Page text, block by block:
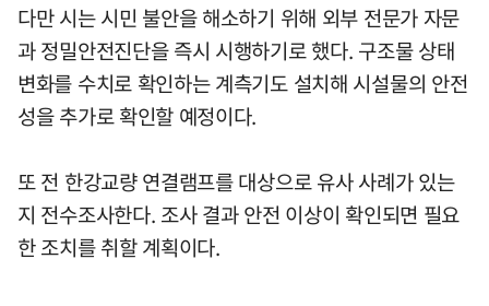
다만 시는 시민 불안을 해소하기 위해 외부 전문가 자문
과 정밀안전진단을 즉시 시행하기로 했다. 구조물 상태
변화를 수치로 확인하는 계측기도 설치해 시설물의 안전
성을 추가로 확인할 예정이다.
또 전 한강교량 연결램프를 대상으로 유사 사례가 있는
지 전수조사한다. 조사 결과 안전 이상이 확인되면 필요
한 조치를 취할 계획이다.